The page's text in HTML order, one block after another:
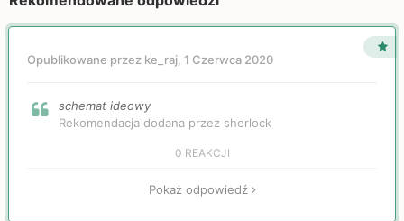
Opublikowane przez ke_raj, 1 Czerwca 2020
schemat ideowy
Rekomendacja dodana przez sherlock
0 REAKCJI
Pokaż odpowiedź